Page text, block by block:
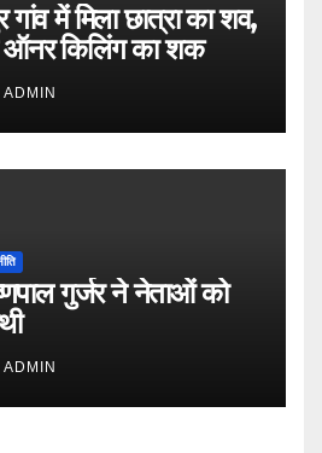
में मिला छात्रा का शव,
ऑनर किलिंग का शक
ADMIN
गुर्जर ने नेताओं को
ADMIN